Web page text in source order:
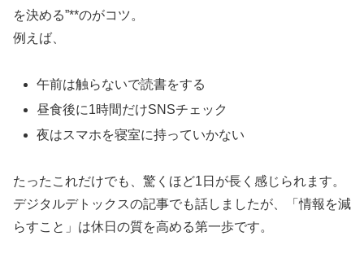
を決める”**のがコツ。
例えば、
午前は触らないで読書をする
昼食後に1時間だけSNSチェック
夜はスマホを寝室に持っていかない
たったこれだけでも、驚くほど1日が長く感じられます。
デジタルデトックスの記事でも話しましたが、「情報を減
らすこと」は休日の質を高める第一歩です。